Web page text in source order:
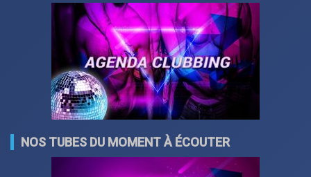
NOS TUBES DU MOMENT À ÉCOUTER